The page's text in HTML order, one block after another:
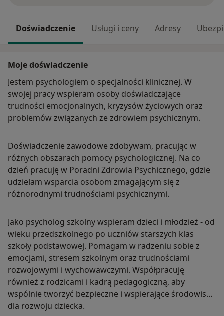
Doświadczenie Usługi i ceny Adresy
Moje doświadczenie
Jestem psychologiem o specjalności klinicznej. W
swojej pracy wspieram osoby doświadczające
trudności emocjonalnych, kryzysów życiowych oraz
problemów związanych ze zdrowiem psychicznym.
Doświadczenie zawodowe zdobywam, pracując w
różnych obszarach pomocy psychologicznej. Na co
dzień pracuję w Poradni Zdrowia Psychicznego, gdzie
udzielam wsparcia osobom zmagającym się z
różnorodnymi trudnościami psychicznymi.
Jako psycholog szkolny wspieram dzieci i młodzież - od
wieku przedszkolnego po uczniów starszych klas
szkoły podstawowej. Pomagam w radzeniu sobie z
emocjami, stresem szkolnym oraz trudnościami
rozwojowymi i wychowawczymi. Współpracuję
również z rodzicami i kadrą pedagogiczną, aby
wspólnie tworzyć bezpieczne i wspierające środowisko
dla rozwoju dziecka.